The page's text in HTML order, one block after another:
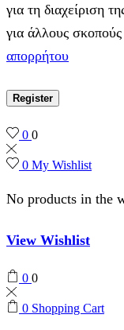
για τη διαχείριση
για άλλους
απορρήτου
Register
0 0
0 My Wishlist
No products in the
View Wishlist
0 0
0 Shopping Cart